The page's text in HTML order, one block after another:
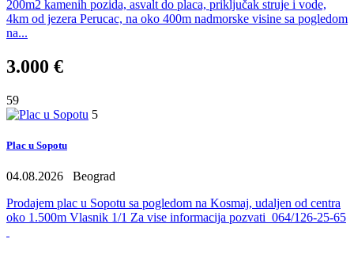
200m2 kamenih pozida, asvalt do placa, priključak struje i vode,
4km od jezera Perucac, na oko 400m nadmorske visine sa pogledom
na...
3.000 €
59
5
Plac u Sopotu
04.08.2026
Beograd
Prodajem plac u Sopotu sa pogledom na Kosmaj, udaljen od centra
oko 1.500m Vlasnik 1/1 Za vise informacija pozvati 064/126-25-65